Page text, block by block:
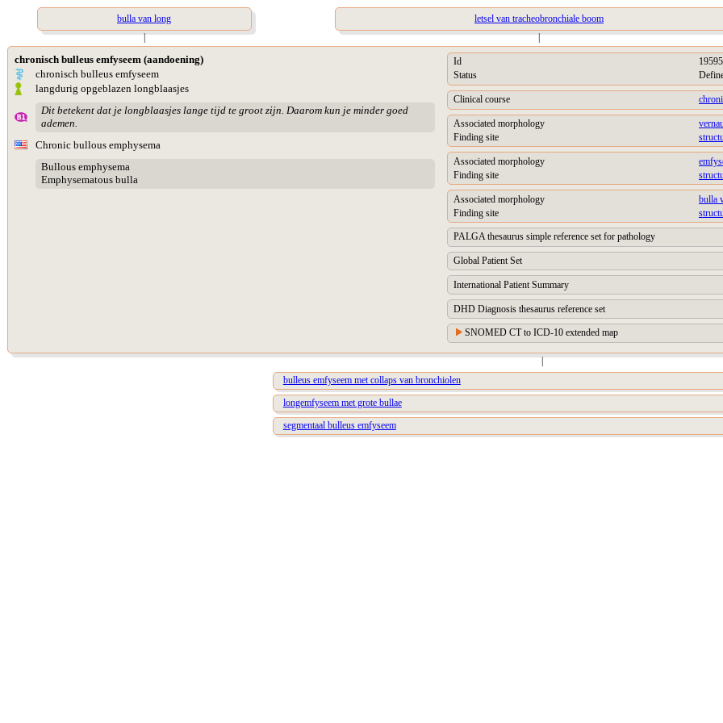
bulla van long
letsel van tracheobronchiale boom
|
|
chronisch bulleus emfyseem (aandoening)
chronisch bulleus emfyseem
langdurig opgeblazen longblaasjes
Dit betekent dat je longblaasjes lange tijd te groot zijn. Daarom kun je minder goed
ademen.
Chronic bullous emphysema
Bullous emphysema
Emphysematous bulla
Id
Status
Clinical course
Associated morphology
Finding site
Associated morphology
Finding site
Associated morphology
bulla
Finding site
PALGA thesaurus simple reference set for pathology
Global Patient Set
International Patient Summary
DHD Diagnosis thesaurus reference set
SNOMED CT to ICD-10 extended map
|
bulleus emfyseem met collaps van bronchiolen
longemfyseem met grote bullae
segmentaal bulleus emfyseem